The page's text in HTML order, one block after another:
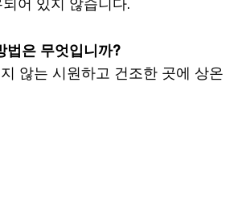
법은 무엇입니까?
않는 시원하고 건조한 곳에 상온